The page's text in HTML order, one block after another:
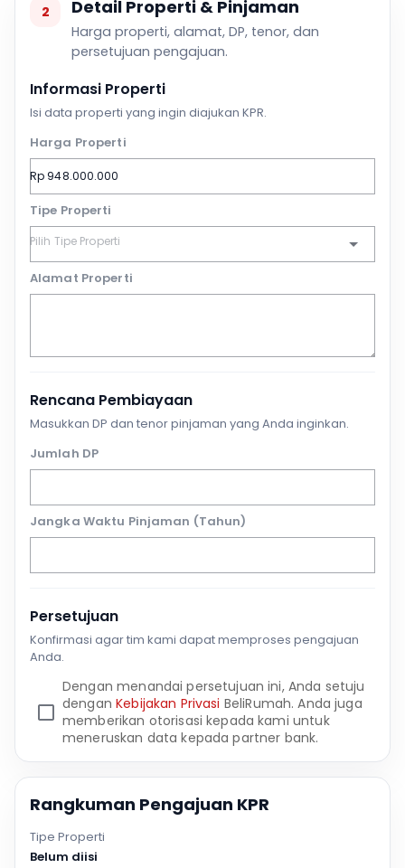
2 Detail Properti & Pinjaman
Harga properti, alamat, DP, tenor, dan
persetujuan pengajuan.
Informasi Properti
Isi data properti yang ingin diajukan KPR.
Harga Properti
Tipe Properti
Alamat Properti
Rencana Pembiayaan
Masukkan DP dan tenor pinjaman yang Anda inginkan.
Jumlah DP
Jangka Waktu Pinjaman (Tahun)
Persetujuan
Konfirmasi agar tim kami dapat memproses pengajuan
Anda.
Dengan menandai persetujuan ini, Anda setuju
denganKebijakan Privasi BeliRumah. Anda juga
memberikan otorisasi kepada kami untuk
meneruskan data kepada partner bank.
Rangkuman Pengajuan KPR
Tipe Properti
Belum diisi